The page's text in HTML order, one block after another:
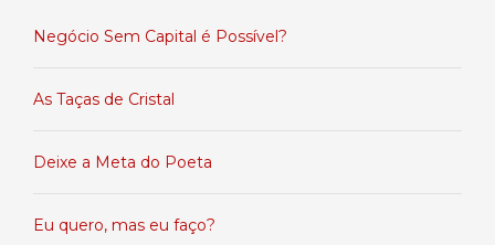
Negócio Sem Capital é Possível?
As Taças de Cristal
Deixe a Meta do Poeta
Eu quero, mas eu faço?